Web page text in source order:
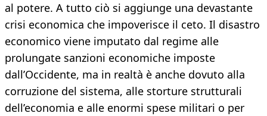
al potere. A tutto ciò si aggiunge una devastante
crisi economica che impoverisce il ceto. Il disastro
economico viene imputato dal regime alle
prolungate sanzioni economiche imposte
dall’Occidente, ma in realtà è anche dovuto alla
corruzione del sistema, alle storture strutturali
dell’economia e alle enormi spese militari o per